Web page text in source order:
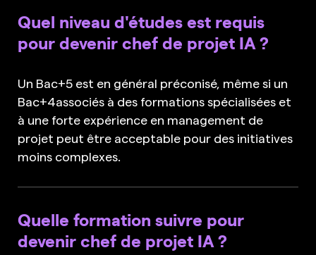
Quel niveau d'études est requis
pour devenir chef de projet IA ?
Un Bac+5 est en général préconisé, même si un
Bac+4associés à des formations spécialisées et
à une forte expérience en management de
projet peut être acceptable pour des initiatives
moins complexes.
Quelle formation suivre pour
devenir chef de projet IA ?